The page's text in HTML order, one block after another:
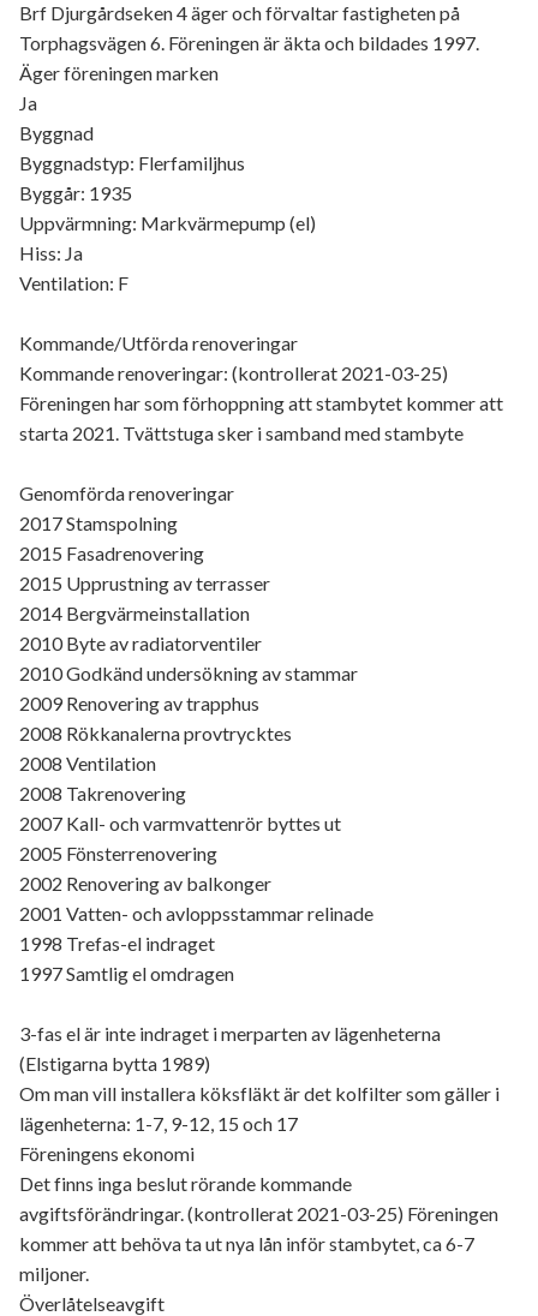
Brf Djurgårdseken 4 äger och förvaltar fastigheten på
Torphagsvägen 6. Föreningen är äkta och bildades 1997.
Äger föreningen marken
Ja
Byggnad
Byggnadstyp: Flerfamiljhus
Byggår: 1935
Uppvärmning: Markvärmepump (el)
Hiss: Ja
Ventilation: F
Kommande/Utförda renoveringar
Kommande renoveringar: (kontrollerat 2021-03-25)
Föreningen har som förhoppning att stambytet kommer att
starta 2021. Tvättstuga sker i samband med stambyte
Genomförda renoveringar
2017 Stamspolning
2015 Fasadrenovering
2015 Upprustning av terrasser
2014 Bergvärmeinstallation
2010 Byte av radiatorventiler
2010 Godkänd undersökning av stammar
2009 Renovering av trapphus
2008 Rökkanalerna provtrycktes
2008 Ventilation
2008 Takrenovering
2007 Kall- och varmvattenrör byttes ut
2005 Fönsterrenovering
2002 Renovering av balkonger
2001 Vatten- och avloppsstammar relinade
1998 Trefas-el indraget
1997 Samtlig el omdragen
3-fas el är inte indraget i merparten av lägenheterna
(Elstigarna bytta 1989)
Om man vill installera köksfläkt är det kolfilter som gäller i
lägenheterna: 1-7, 9-12, 15 och 17
Föreningens ekonomi
Det finns inga beslut rörande kommande
avgiftsförändringar. (kontrollerat 2021-03-25) Föreningen
kommer att behöva ta ut nya lån inför stambytet, ca 6-7
miljoner.
Överlåtelseavgift